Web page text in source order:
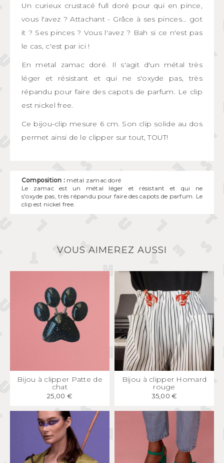
Un curieux crustacé full doré pour qui en pince,
vous l'avez ? Attachant - Grâce à ses pinces... got
it ? Ses pinces ? Vous l'avez ? Bah si ce n'est pas
le cas, c'est par ici !
En metal zamac doré. Il s'agit d'un métal très
léger et résistant et qui ne s'oxyde pas, très
répandu pour faire des capots de parfum. Le clip
est nickel free.
Ce bijou-clip mesure 6 cm. Son clip solide au dos
permet ainsi de le clipper sur tout, TOUT!
Composition : métal zamac doré
Le zamac est un métal léger et résistant et qui ne
s'oxyde pas, très répandu pour faire des capots de parfum. Le
clip est nickel free.
VOUS AIMEREZ AUSSI
APERÇU RAPIDE
Bijou à clipper Patte de
chat
25,00 €
APERÇU RAPIDE
Bijou à clipper Homard
rouge
35,00 €